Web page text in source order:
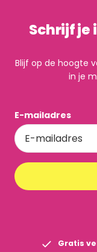
Schrijf je
Blijf op de hoogte
in je
E-mailadres
Gratis